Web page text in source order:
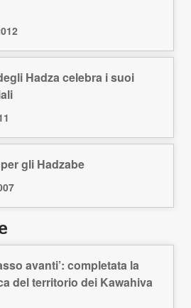
Hadza celebra i suoi
gli Hadzabe
avanti’: completata la
del territorio dei Kawahiva